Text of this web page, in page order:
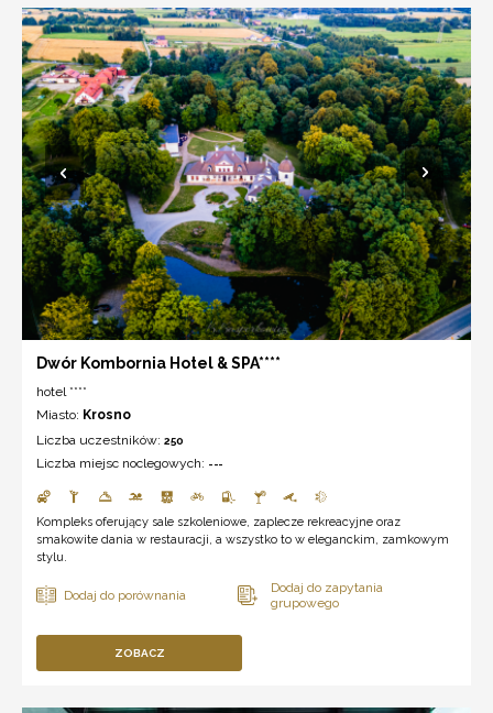
Dwór Kombornia Hotel & SPA****
hotel ****
Miasto: Krosno
Liczba uczestników: 250
Liczba miejsc noclegowych: ---
Kompleks oferujący sale szkoleniowe, zaplecze rekreacyjne oraz
smakowite dania w restauracji, a wszystko to w eleganckim, zamkowym
stylu.
ZOBACZ